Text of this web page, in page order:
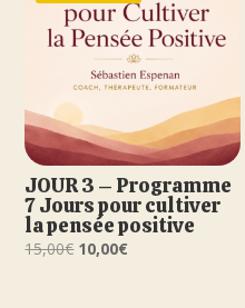
JOUR 3 – Programme
7 Jours pour cultiver
la pensée positive
15,00€ Le
10,00€